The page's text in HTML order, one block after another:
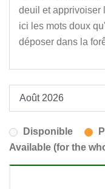
deuil et apprivoiser
ici les mots doux
déposer dans la
Disponible
Available (for the